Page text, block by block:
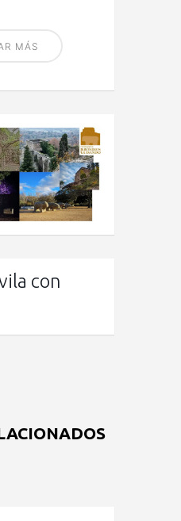
MÁS
con